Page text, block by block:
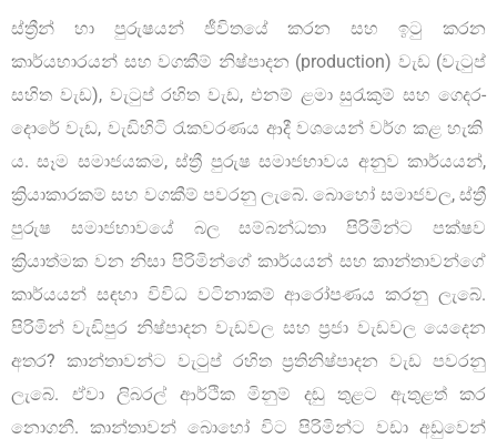
ස්ත්‍රීන් හා පුරුෂයන් ජීවිතයේ කරන සහ ඉටු කරන
කාර්යභාරයන් සහ වගකීම් නිෂ්පාදන (production) වැඩ (වැටුප්
සහිත වැඩ), වැටුප් රහිත වැඩ, එනම් ළමා සුරැකුම් සහ ගෙදර-
දොරේ වැඩ, වැඩිහිටි රැකවරණය ආදී වශයෙන් වර්ග කළ හැකි
ය. සෑම සමාජයකම, ස්ත්‍රී පුරුෂ සමාජභාවය අනුව කාර්යයන්,
ක්‍රියාකාරකම් සහ වගකීම් පවරනු ලැබේ. බොහෝ සමාජවල, ස්ත්‍රී
පුරුෂ සමාජභාවයේ බල සම්බන්ධතා පිරිමින්ට පක්ෂව
ක්‍රියාත්මක වන නිසා පිරිමින්ගේ කාර්යයන් සහ කාන්තාවන්ගේ
කාර්යයන් සඳහා විවිධ වටිනාකම් ආරෝපණය කරනු ලැබේ.
පිරිමින් වැඩිපුර නිෂ්පාදන වැඩවල සහ ප්‍රජා වැඩවල යෙදෙන
අතර? කාන්තාවන්ට වැටුප් රහිත ප්‍රතිනිෂ්පාදන වැඩ පවරනු
ලැබේ. ඒවා ලිබරල් ආර්ථික මිනුම් දඬු තුළට ඇතුළත් කර
නොගනී. කාන්තාවන් බොහෝ විට පිරිමින්ට වඩා අඩුවෙන්